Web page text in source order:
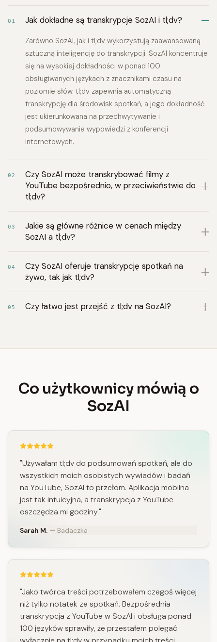
01 Jak dokładne są transkrypcje SozAI i tl;dv?
Zarówno SozAI, jak i tl;dv wykorzystują zaawansowaną
sztuczną inteligencję do transkrypcji. SozAI koncentruje
się na wysokiej dokładności w ponad 100
obsługiwanych językach z znacznikami czasu na
poziomie słów. tl;dv zapewnia automatyczną
transkrypcję dla środowisk spotkań, a jego dokładność
jest ukierunkowana na przechwytywanie i
podsumowywanie wypowiedzi z konferencji
internetowych.
02
Czy SozAI może transkrybować filmy z
YouTube bezpośrednio, w przeciwieństwie do
tl;dv?
03
Jakie są główne różnice w cenach między
SozAI a tl;dv?
04
Czy SozAI oferuje transkrypcję spotkań na
żywo, tak jak tl;dv?
05 Czy łatwo jest przejść z tl;dv na SozAI?
Co użytkownicy mówią o
SozAI
"Używałam tl;dv do podsumowań spotkań, ale do
wszystkich moich osobistych wywiadów i badań
na YouTube, SozAI to przełom. Aplikacja mobilna
jest tak intuicyjna, a transkrypcja z YouTube
oszczędza mi godziny."
Sarah M. — Badaczka
"Jako twórca treści potrzebowałem czegoś więcej
niż tylko notatek ze spotkań. Bezpośrednia
transkrypcja z YouTube w SozAI i obsługa ponad
100 języków sprawiły, że przestałem polegać